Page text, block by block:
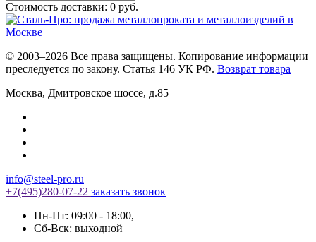
Стоимость доставки: 0 руб.
© 2003–2026 Все права защищены. Копирование информации
преследуется по закону. Статья 146 УК РФ. Возврат товара
Москва, Дмитровское шоссе, д.85
info@steel-pro.ru
+7(495)280-07-22 заказать звонок
Пн-Пт: 09:00 - 18:00,
Cб-Вск: выходной